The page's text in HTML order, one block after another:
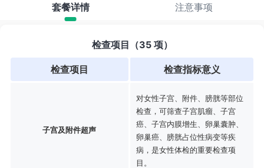
套餐详情 注意事项
检查项目（35 项）
检查项目 检查指标意义
子宫及附件超声
对女性子宫、附件、膀胱等部位
检查，可筛查子宫肌瘤、子宫
癌、子宫内膜增生、卵巢囊肿、
卵巢癌、膀胱占位性病变等疾
病，是女性体检的重要检查项
目。